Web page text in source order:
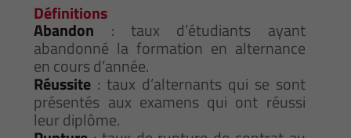
Définitions
Abandon : taux d’étudiants ayant
abandonné la formation en alternance
en cours d’année.
Réussite : taux d’alternants qui se sont
présentés aux examens qui ont réussi
leur diplôme.